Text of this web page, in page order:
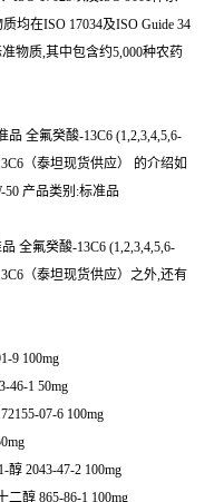
均在ISO 17034及ISO Guide 34
物质,其中包含约5,000种农药
全氟癸酸-13C6 (1,2,3,4,5,6-
（泰坦现货供应） 的介绍如
50 产品类别:标准品
全氟癸酸-13C6 (1,2,3,4,5,6-
（泰坦现货供应）之外,还有
9 100mg
46-1 50mg
07-6 100mg
醇 2043-47-2 100mg
二醇 865-86-1 100mg